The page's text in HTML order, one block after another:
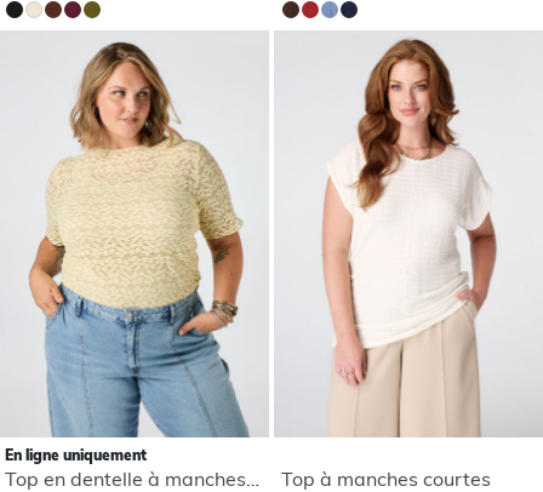
En ligne uniquement
Top à manches courtes